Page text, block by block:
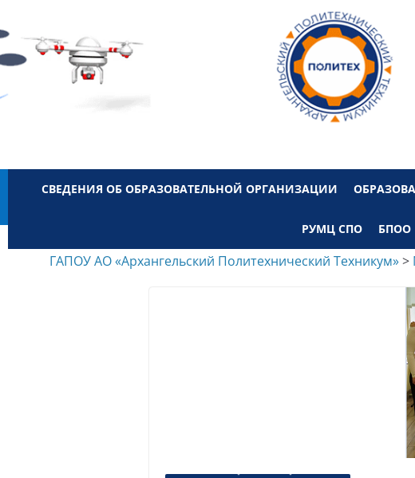
СВЕДЕНИЯ ОБ ОБРАЗОВАТЕЛЬНОЙ ОРГАНИЗАЦИИ
РУМЦ СПО БПОО
ГАПОУ АО «Архангельский Политехнический Техникум»>